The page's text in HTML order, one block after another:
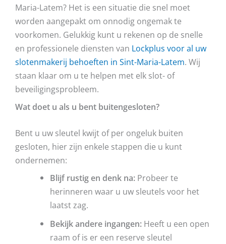
Maria-Latem? Het is een situatie die snel moet
worden aangepakt om onnodig ongemak te
voorkomen. Gelukkig kunt u rekenen op de snelle
en professionele diensten van Lockplus voor al uw
slotenmakerij behoeften in Sint-Maria-Latem. Wij
staan klaar om u te helpen met elk slot- of
beveiligingsprobleem.
Wat doet u als u bent buitengesloten?
Bent u uw sleutel kwijt of per ongeluk buiten
gesloten, hier zijn enkele stappen die u kunt
ondernemen:
Blijf rustig en denk na: Probeer te
herinneren waar u uw sleutels voor het
laatst zag.
Bekijk andere ingangen: Heeft u een open
raam of is er een reserve sleutel